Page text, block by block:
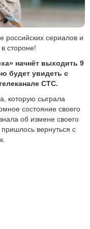
российских сериалов и
стороне!
начнёт выходить 9
будет увидеть с
СТС.
которую сыграла
состояние своего
об измене своего
вернуться с